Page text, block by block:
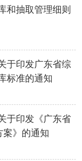
和抽取管理细则
于印发广东省综
标准的通知
于印发《广东省
案》的通知